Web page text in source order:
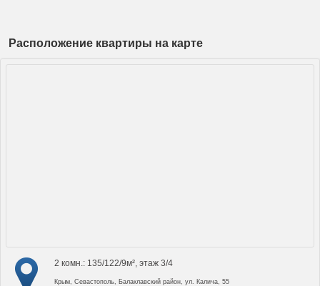
Расположение квартиры на карте
2 комн.: 135/122/9м², этаж 3/4
Крым, Севастополь, Балаклавский район, ул. Калича, 55